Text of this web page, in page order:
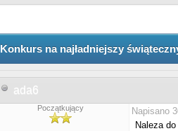
Konkurs na najładniejszy
ada6
Początkujący
Napisano
Naleza